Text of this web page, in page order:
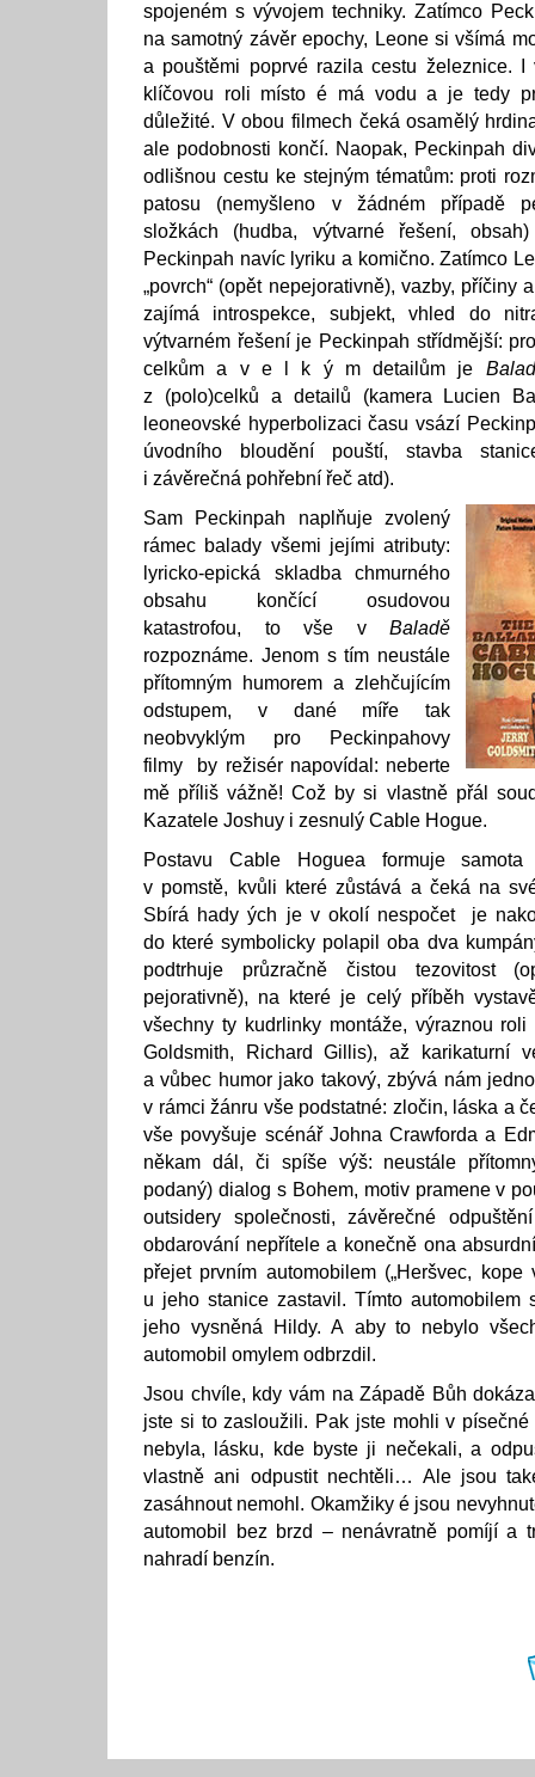
spojeném s vývojem techniky. Zatímco
na samotný závěr epochy, Leone si všímá
a pouštěmi poprvé razila cestu železnice.
klíčovou roli místo é má vodu a je tedy
důležité. V obou filmech čeká osamělý
ale podobnosti končí. Naopak, Peckinpah
odlišnou cestu ke stejným tématům: proti
patosu (nemyšleno v žádném případě
složkách (hudba, výtvarné řešení,
Peckinpah navíc lyriku a komično. Zatímco
„povrch“ (opět nepejorativně), vazby, příčiny
zajímá introspekce, subjekt, vhled do
výtvarném řešení je Peckinpah střídmější:
celkům a v e l k ý m detailům je
z (polo)celků a detailů (kamera Lucien
leoneovské hyperbolizaci času vsází
úvodního bloudění pouští, stavba
i závěrečná pohřební řeč atd).
Sam Peckinpah naplňuje zvolený
rámec balady všemi jejími atributy:
lyricko-epická skladba chmurného
obsahu končící osudovou
katastrofou, to vše v Baladě
rozpoznáme. Jenom s tím neustále
přítomným humorem a zlehčujícím
odstupem, v dané míře tak
neobvyklým pro Peckinpahovy
filmy by režisér napovídal: neberte
mě příliš vážně! Což by si vlastně přál
Kazatele Joshuy i zesnulý Cable Hogue.
Postavu Cable Hoguea formuje
v pomstě, kvůli které zůstává a čeká na
Sbírá hady ých je v okolí nespočet je
do které symbolicky polapil oba dva
podtrhuje průzračně čistou tezovitost
pejorativně), na které je celý příběh
všechny ty kudrlinky montáže, výraznou
Goldsmith, Richard Gillis), až karikaturní
a vůbec humor jako takový, zbývá nám
v rámci žánru vše podstatné: zločin, láska a
vše povyšuje scénář Johna Crawforda a
někam dál, či spíše výš: neustále
podaný) dialog s Bohem, motiv pramene v
outsidery společnosti, závěrečné
obdarování nepřítele a konečně ona
přejet prvním automobilem („Heršvec,
u jeho stanice zastavil. Tímto
jeho vysněná Hildy. A aby to nebylo
automobil omylem odbrzdil.
Jsou chvíle, kdy vám na Západě Bůh
jste si to zasloužili. Pak jste mohli v
nebyla, lásku, kde byste ji nečekali, a
vlastně ani odpustit nechtěli… Ale jsou
zasáhnout nemohl. Okamžiky é jsou
automobil bez brzd – nenávratně pomíjí a
nahradí benzín.